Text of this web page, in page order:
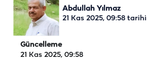
Abdullah Yılmaz
21 Kas 2025, 09:58
Güncelleme
21 Kas 2025, 09:58